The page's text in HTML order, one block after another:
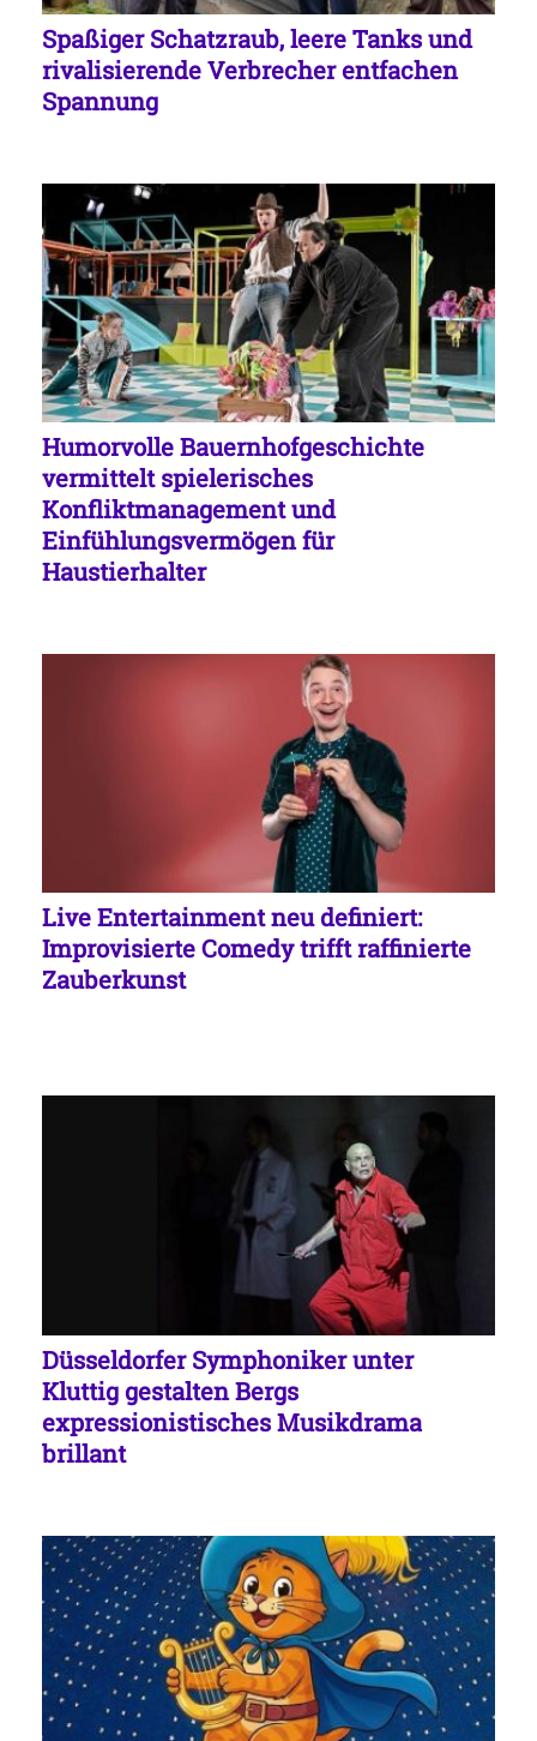
Spaßiger Schatzraub, leere Tanks und
rivalisierende Verbrecher entfachen
Spannung
Humorvolle Bauernhofgeschichte
vermittelt spielerisches
Konfliktmanagement und
Einfühlungsvermögen für
Haustierhalter
Live Entertainment neu definiert:
Improvisierte Comedy trifft raffinierte
Zauberkunst
Düsseldorfer Symphoniker unter
Kluttig gestalten Bergs
expressionistisches Musikdrama
brillant